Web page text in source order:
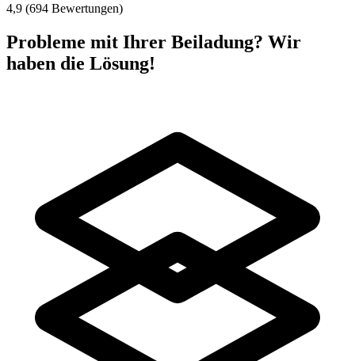
4,9 (694 Bewertungen)
Probleme mit Ihrer Beiladung? Wir
haben die Lösung!